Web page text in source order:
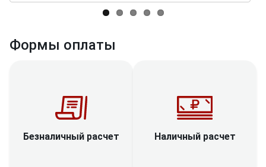
Формы оплаты
Безналичный расчет Наличный расчет